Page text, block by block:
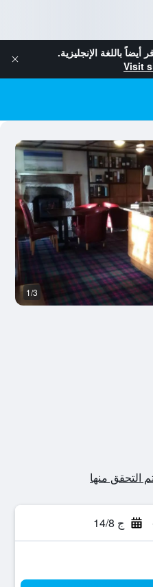
أيضاً باللغة الإنجليزية.
Visit
ج 14/8
1/3